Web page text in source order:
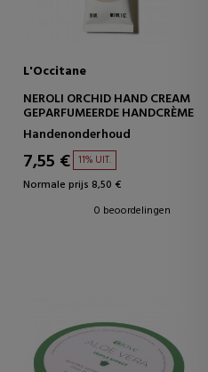
L'Occitane
NEROLI ORCHID HAND CREAM
GEPARFUMEERDE HANDCRÈME
Handenonderhoud
7,55 € 11% UIT.
Normale prijs 8,50 €
0 beoordelingen